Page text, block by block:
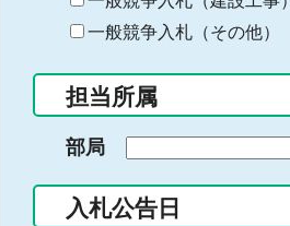
ー
ー
入
力
一般競争入札（その他）
担当所属
部局
入札公告日